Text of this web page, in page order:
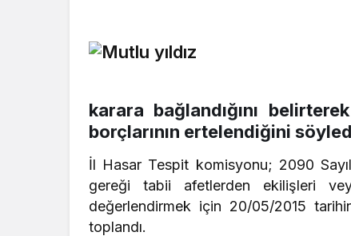
karara bağlandığını
borçlarının ertelendiğini
İl Hasar Tespit komisyonu; 2090
gereği tabii afetlerden ekilişleri
değerlendirmek için 20/05/2015
toplandı.